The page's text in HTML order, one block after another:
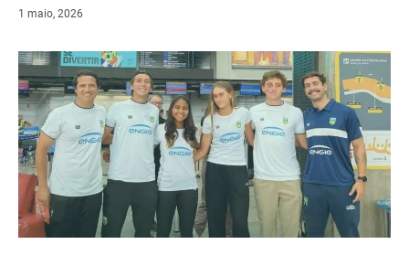
1 maio, 2026